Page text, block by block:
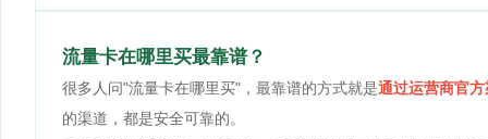
流量卡在哪里买最靠谱？
很多人问"流量卡在哪里买"，最靠谱的方式就是通过运营商官方
的渠道，都是安全可靠的。